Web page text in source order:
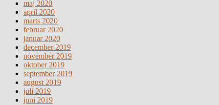
maj 2020
april 2020
marts 2020
februar 2020
januar 2020
december 2019
november 2019
oktober 2019
september 2019
august 2019
juli 2019
juni 2019